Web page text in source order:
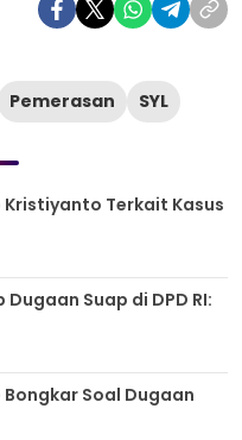
Pemerasan SYL
Kristiyanto Terkait Kasus
Suap di DPD RI:
Bongkar Soal Dugaan